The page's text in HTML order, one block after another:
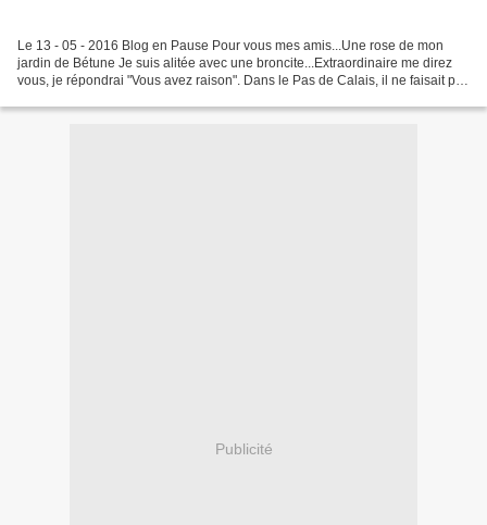
Le 13 - 05 - 2016 Blog en Pause Pour vous mes amis...Une rose de mon
jardin de Bétune Je suis alitée avec une broncite...Extraordinaire me direz
vous, je répondrai "Vous avez raison". Dans le Pas de Calais, il ne faisait pas
Publicité